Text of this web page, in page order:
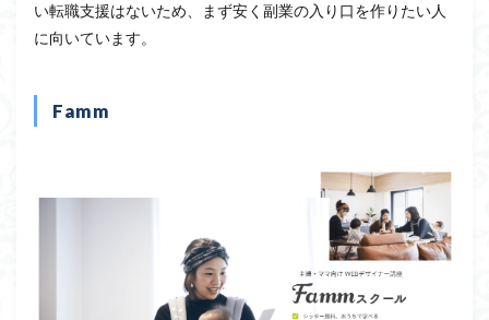
い転職支援はないため、まず安く副業の入り口を作りたい人
に向いています。
Famm